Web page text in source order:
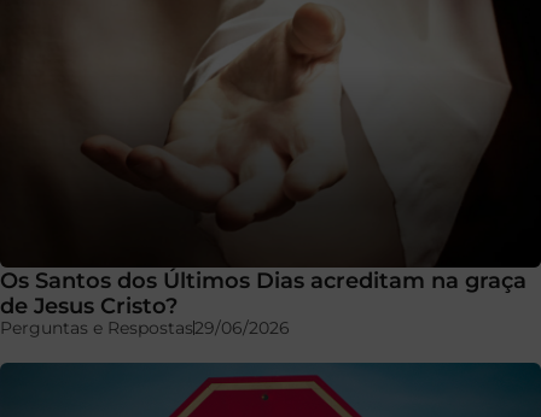
Os Santos dos Últimos Dias acreditam na graça
de Jesus Cristo?
Perguntas e Respostas29/06/2026